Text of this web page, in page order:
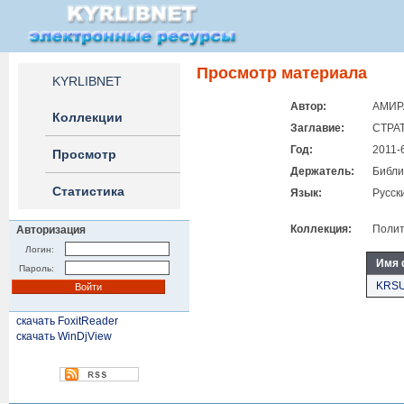
KYRLIBNET
Коллекции
Просмотр
Статистика
Авторизация
Логин:
Пароль:
скачать FoxitReader
скачать WinDjView
Просмотр материала
Автор:
Заглавие:
Год:
2011-
Держатель:
Язык:
Коллекция:
Имя